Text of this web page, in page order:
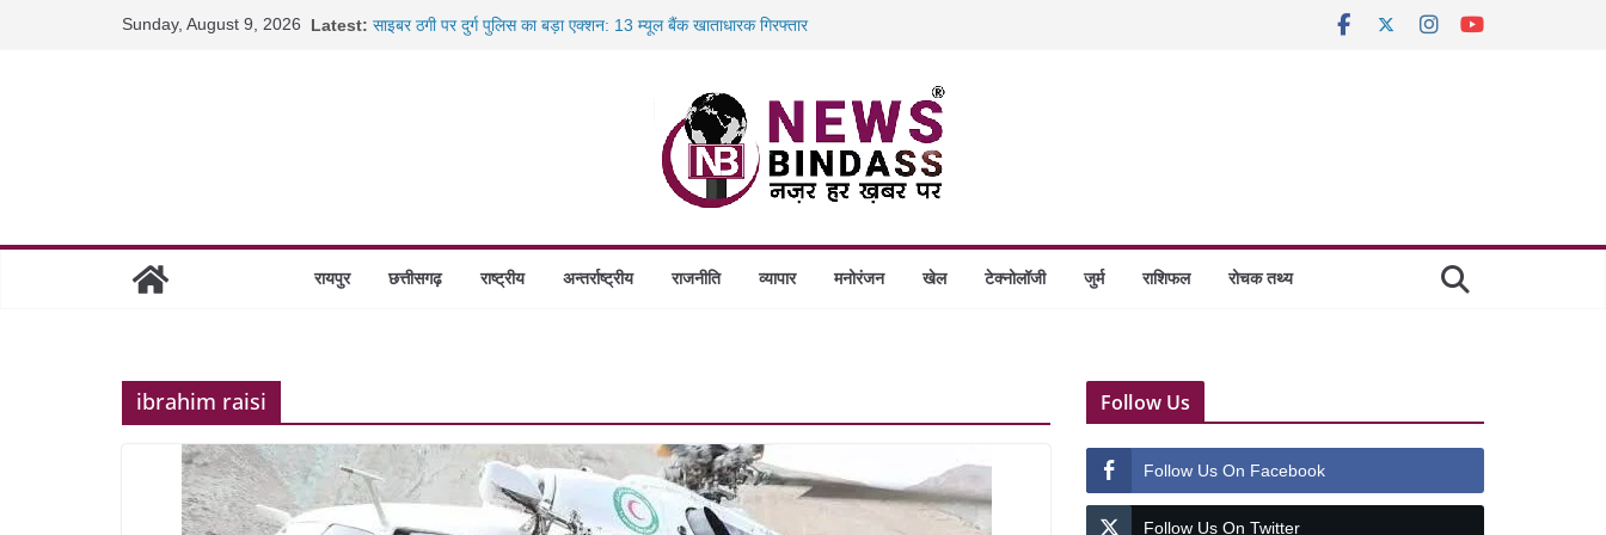
Sunday, August 9, 2026 Latest: साइबर ठगी पर दुर्ग पुलिस का बड़ा एक्शन: 13 म्यूल बैंक खाताधारक गिरफ्तार
रायपुर में कल्याण ज्वेलर्स में डकैती की साजिश नाकाम, दिल्ली-बिहार
छत्तीसगढ़ में 1460 गोधाम होंगे स्थापित, हर विकासखंड के 10 उत्कृष्ट गोठानों
रायपुर छत्तीसगढ़ राष्ट्रीय अन्तर्राष्ट्रीय राजनीति व्यापार मनोरंजन खेल टेक्नोलॉजी जुर्म राशिफल रोचक तथ्य
ibrahim raisi Follow Us
Follow Us On Facebook
Follow Us On Twitter